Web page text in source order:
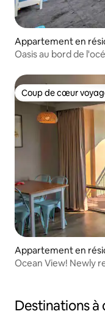
Appartement en
Oasis au bord de
Coup de cœur
Coup de cœur
Appartement en
Ocean View! Newly
Destinations à